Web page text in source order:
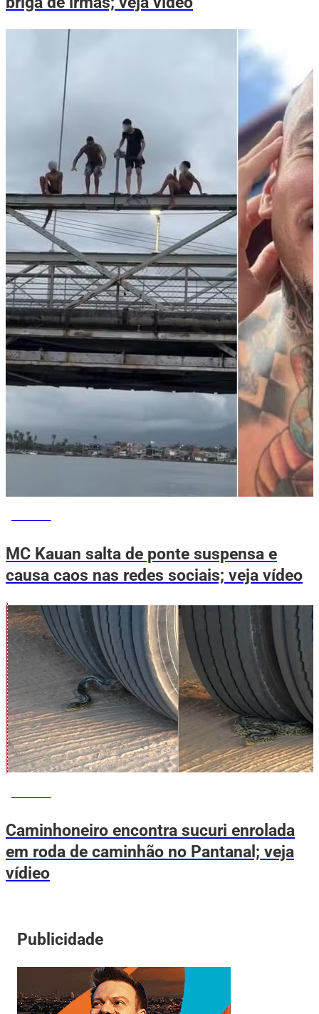
MC Kauan salta de ponte suspensa e
causa caos nas redes sociais; veja vídeo
Caminhoneiro encontra sucuri enrolada
em roda de caminhão no Pantanal; veja
vídieo
Publicidade